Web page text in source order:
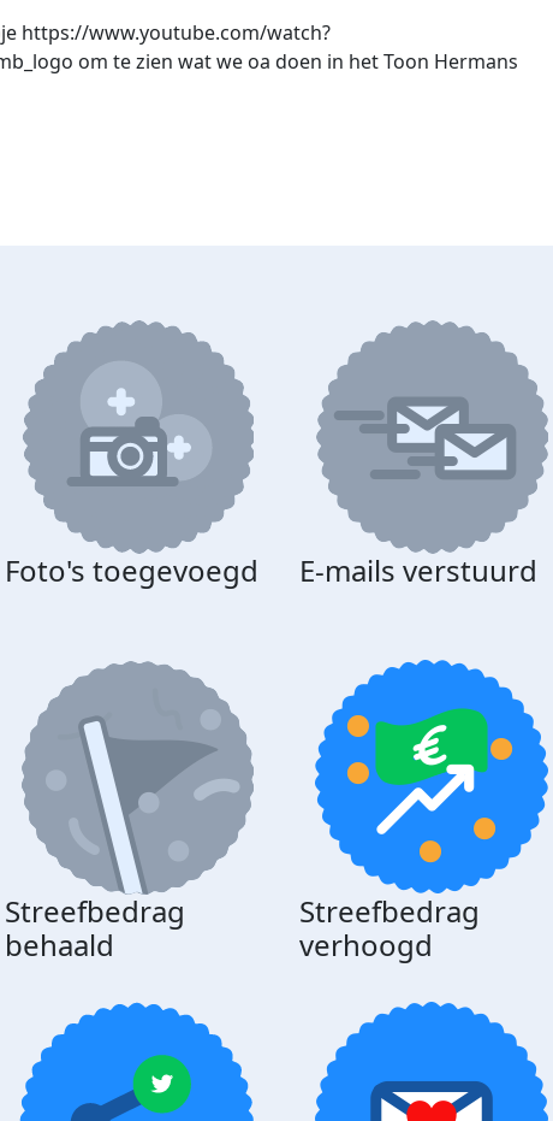
https://www.youtube.com/watch?
om te zien wat we oa doen in het Toon Hermans
Foto's toegevoegd E-mails verstuurd
Streefbedrag
behaald
Streefbedrag
verhoogd